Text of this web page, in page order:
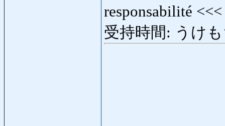
responsabilité
受持時間: うけも